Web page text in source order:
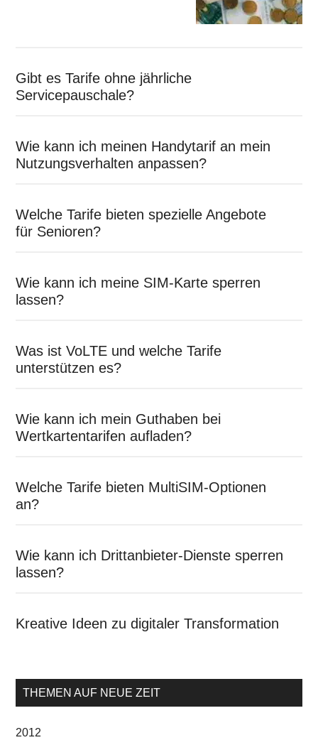
Gibt es Tarife ohne jährliche
Servicepauschale?
Wie kann ich meinen Handytarif an mein
Nutzungsverhalten anpassen?
Welche Tarife bieten spezielle Angebote
für Senioren?
Wie kann ich meine SIM-Karte sperren
lassen?
Was ist VoLTE und welche Tarife
unterstützen es?
Wie kann ich mein Guthaben bei
Wertkartentarifen aufladen?
Welche Tarife bieten MultiSIM-Optionen
an?
Wie kann ich Drittanbieter-Dienste sperren
lassen?
Kreative Ideen zu digitaler Transformation
THEMEN AUF NEUE ZEIT
2012